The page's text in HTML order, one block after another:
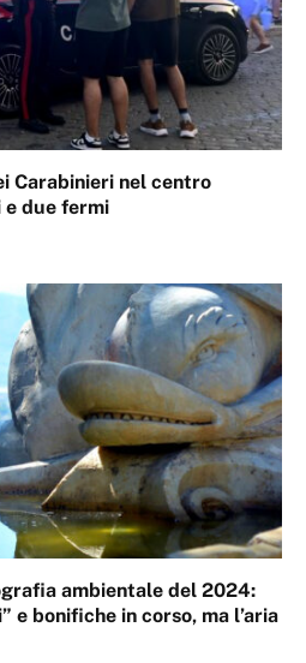
Carabinieri nel centro
due fermi
ambientale del 2024:
e bonifiche in corso, ma l’aria